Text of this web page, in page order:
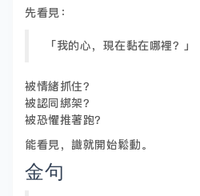
先看見：
「我的心，現在黏在哪裡？」
被情緒抓住？
被認同綁架？
被恐懼推著跑？
能看見，識就開始鬆動。
金句